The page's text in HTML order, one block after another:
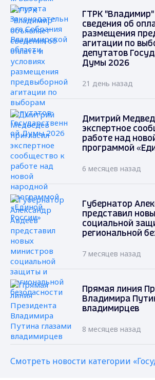
ГТРК
сведения об
размещения
агитации по
депутатов
Думы 2026
21 день назад
Дмитрий
экспертное
работе над
программой
6 месяцев назад
Губернатор
представил
социальной
региональной
7 месяцев назад
Прямая линия
Владимира
владимирцев
8 месяцев назад
Смотреть новости категории